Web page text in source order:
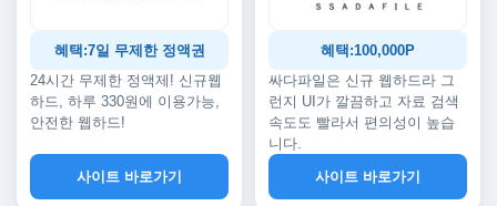
혜택:7일 무제한 정액권
24시간 무제한 정액제! 신규웹
하드, 하루 330원에 이용가능,
안전한 웹하드!
사이트 바로가기
혜택:100,000P
싸다파일은 신규 웹하드라 그
런지 UI가 깔끔하고 자료 검색
속도도 빨라서 편의성이 높습
니다.
사이트 바로가기